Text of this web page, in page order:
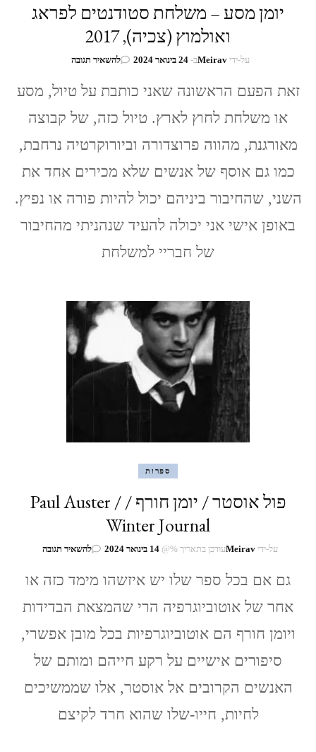
יומן מסע – משלחת סטודנטים לפראג
ואולמוץ (צכיה), 2017
על-ידיMeiravב-24 בינואר 2024 להשאיר תגובהבנושא
מסע
משלחת
לפראג
(צכיה),
זאת הפעם הראשונה שאני כותבת על טיול, מסע
או משלחת לחוץ לארץ. טיול כזה, של קבוצה
מאורגנת, מהווה פרוצדורה וביורוקרטיה נרחבת,
כמו גם אוסף של אנשים שלא מכירים אחד את
השני, שהחיבור ביניהם יכול להיות פורה או נפיץ.
באופן אישי אני יכולה להעיד שנהניתי מהחיבור
של חבריי למשלחת
ספרות
פול אוסטר / יומן חורף / Paul Auster /
Winter Journal
על-ידי Meiravעודכן בתאריך %@ 14 בינואר 2024 להשאיר תגובהבנושא
אוסטר
יומן
/
Auster
Winter
גם אם בכל ספר שלו יש איזשהו מימד כזה או
אחר של אוטוביוגרפיה הרי שהמצאת הבדידות
ויומן חורף הם אוטוביוגרפיות בכל מובן אפשרי,
סיפורים אישיים על רקע חייהם ומותם של
האנשים הקרובים אל אוסטר, אלו שממשיכים
לחיות, חייו-שלו שהוא חרד לקיצם